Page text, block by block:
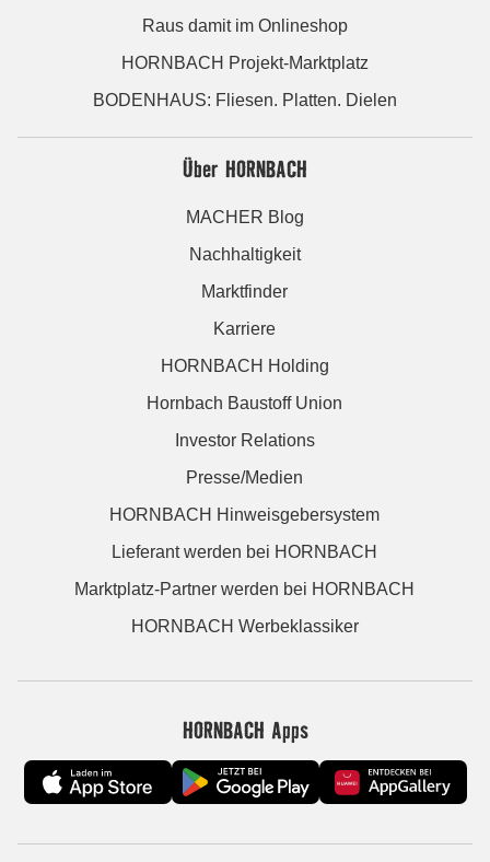
Raus damit im Onlineshop
HORNBACH Projekt-Marktplatz
BODENHAUS: Fliesen. Platten. Dielen
Über HORNBACH
MACHER Blog
Nachhaltigkeit
Marktfinder
Karriere
HORNBACH Holding
Hornbach Baustoff Union
Investor Relations
Presse/Medien
HORNBACH Hinweisgebersystem
Lieferant werden bei HORNBACH
Marktplatz-Partner werden bei HORNBACH
HORNBACH Werbeklassiker
HORNBACH Apps